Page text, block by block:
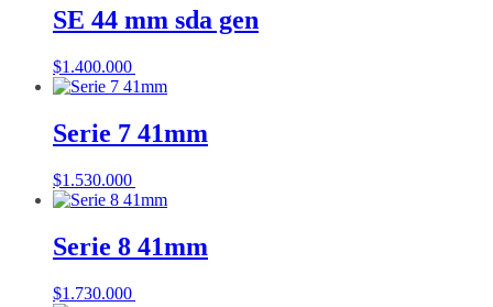
SE 44 mm sda gen
$1.400.000
Serie 7 41mm
$1.530.000
Serie 8 41mm
$1.730.000